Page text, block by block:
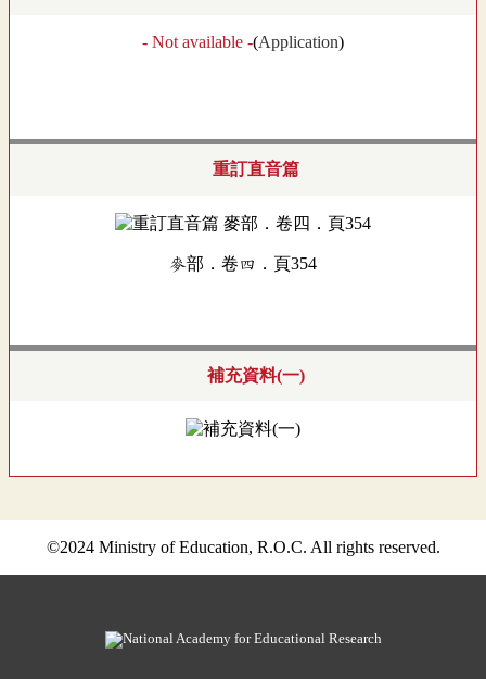
- Not available -(Application)
重訂直音篇
麥部．卷四．頁354
補充資料(一)
©2024 Ministry of Education, R.O.C. All rights reserved.